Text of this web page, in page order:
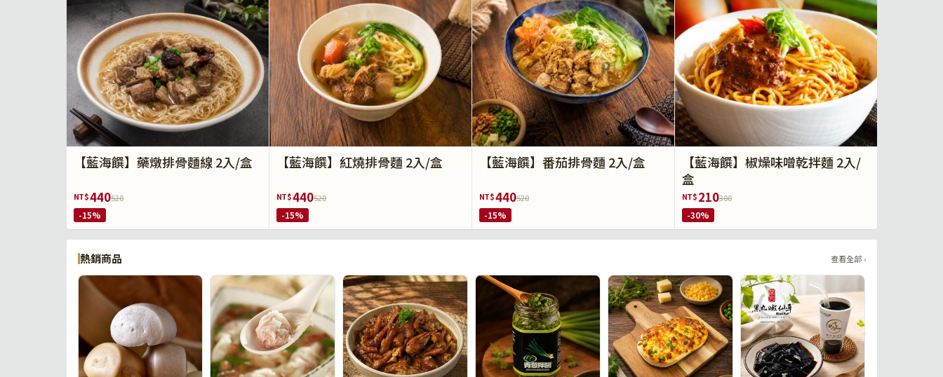
【藍海饌】藥燉排骨麵線 2入/盒
NT$440520
-15%
【藍海饌】紅燒排骨麵 2入/盒
NT$440520
-15%
【藍海饌】番茄排骨麵 2入/盒
NT$440520
-15%
【藍海饌】椒燥味噌乾拌麵 2入/
盒
NT$210300
-30%
熱銷商品 查看全部 ›